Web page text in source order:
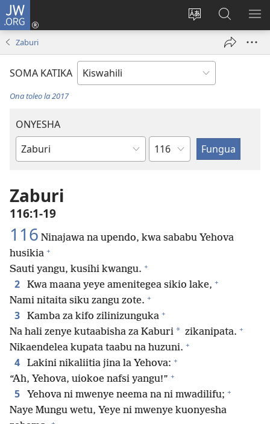
JW.ORG
Badili
tovuti
Ingia
(opens
Tafuta
Katika
JW.ORG
Zaburi
SOMA KATIKA
Ona toleo la 2017
ONYESHA
Kitabu
Biblia
Sura
Zaburi
116:1-19
116 Ninajawa na upendo, kwa sababu Yehova
husikia +
Sauti yangu, kusihi kwangu. +
2 Kwa maana yeye amenitegea sikio lake, +
Nami nitaita siku zangu zote. +
3 Kamba za kifo zilinizunguka +
Na hali zenye kutaabisha za Kaburi * zikanipata. +
Nikaendelea kupata taabu na huzuni. +
4 Lakini nikaliitia jina la Yehova: +
“Ah, Yehova, uiokoe nafsi yangu!” +
5 Yehova ni mwenye neema na ni mwadilifu; +
Naye Mungu wetu, Yeye ni mwenye kuonyesha